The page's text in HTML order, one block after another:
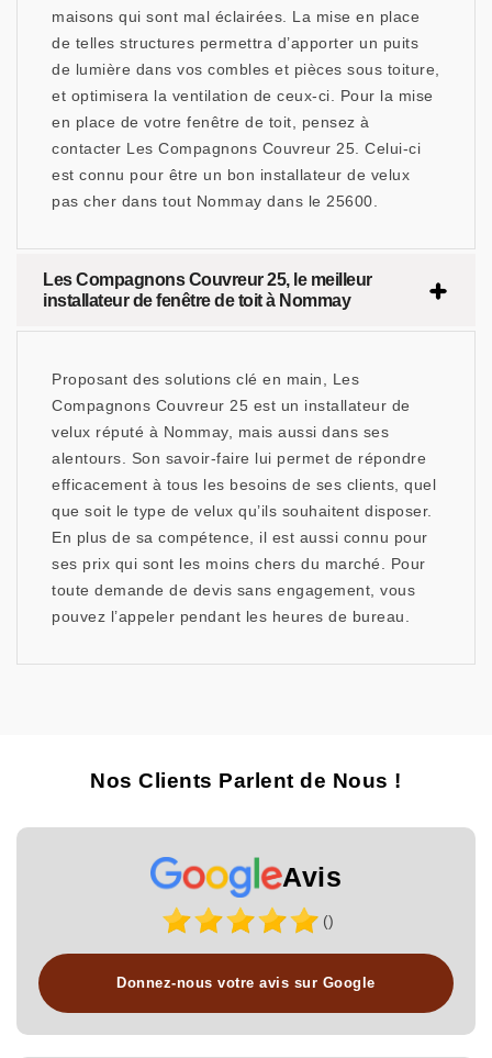
maisons qui sont mal éclairées. La mise en place
de telles structures permettra d’apporter un puits
de lumière dans vos combles et pièces sous toiture,
et optimisera la ventilation de ceux-ci. Pour la mise
en place de votre fenêtre de toit, pensez à
contacter Les Compagnons Couvreur 25. Celui-ci
est connu pour être un bon installateur de velux
pas cher dans tout Nommay dans le 25600.
Les Compagnons Couvreur 25, le meilleur
installateur de fenêtre de toit à Nommay
Proposant des solutions clé en main, Les
Compagnons Couvreur 25 est un installateur de
velux réputé à Nommay, mais aussi dans ses
alentours. Son savoir-faire lui permet de répondre
efficacement à tous les besoins de ses clients, quel
que soit le type de velux qu’ils souhaitent disposer.
En plus de sa compétence, il est aussi connu pour
ses prix qui sont les moins chers du marché. Pour
toute demande de devis sans engagement, vous
pouvez l’appeler pendant les heures de bureau.
Nos Clients Parlent de Nous !
Avis
()
Donnez-nous votre avis sur Google